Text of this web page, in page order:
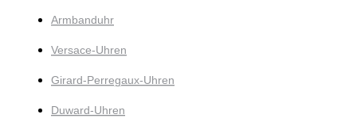
Armbanduhr
Versace-Uhren
Girard-Perregaux-Uhren
Duward-Uhren